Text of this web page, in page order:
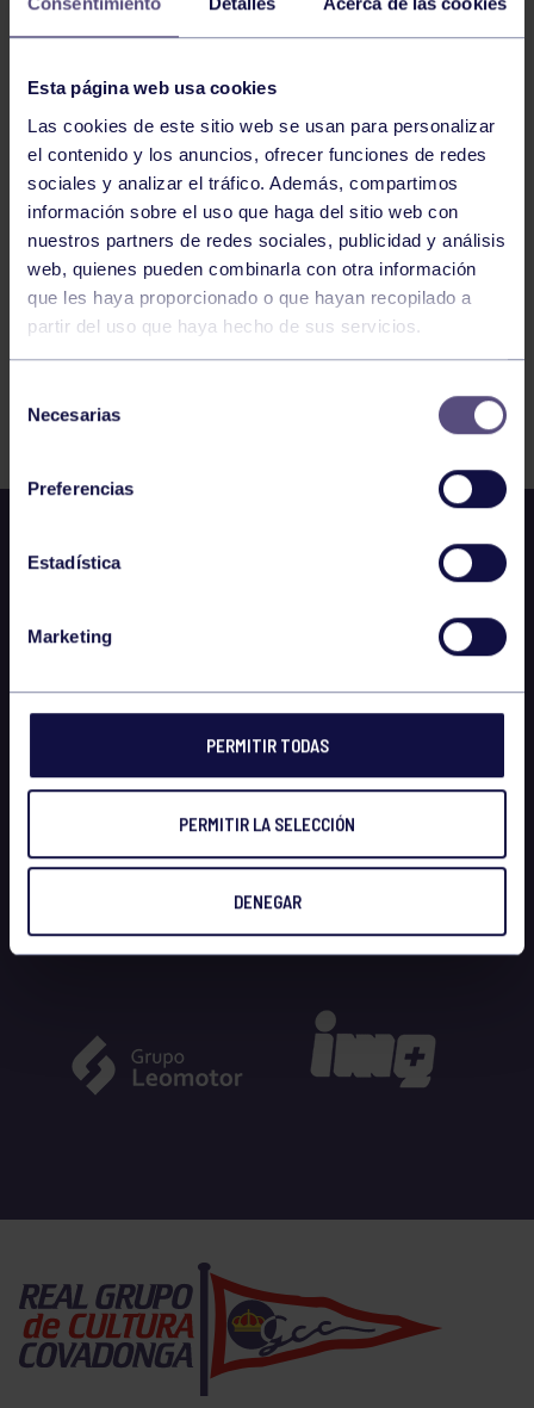
Esta página web usa cookies
Las cookies de este sitio web se usan para personalizar
el contenido y los anuncios, ofrecer funciones de redes
sociales y analizar el tráfico. Además, compartimos
información sobre el uso que haga del sitio web con
nuestros partners de redes sociales, publicidad y análisis
web, quienes pueden combinarla con otra información
que les haya proporcionado o que hayan recopilado a
partir del uso que haya hecho de sus servicios.
Necesarias
Preferencias
Estadística
Marketing
PERMITIR TODAS
PERMITIR LA SELECCIÓN
DENEGAR
16
MARTES
JUNIO 2026
ENGANCHATE AL DEPORTE – ORFEÓN
1 2 3 4 5 6 7
FILTRAR